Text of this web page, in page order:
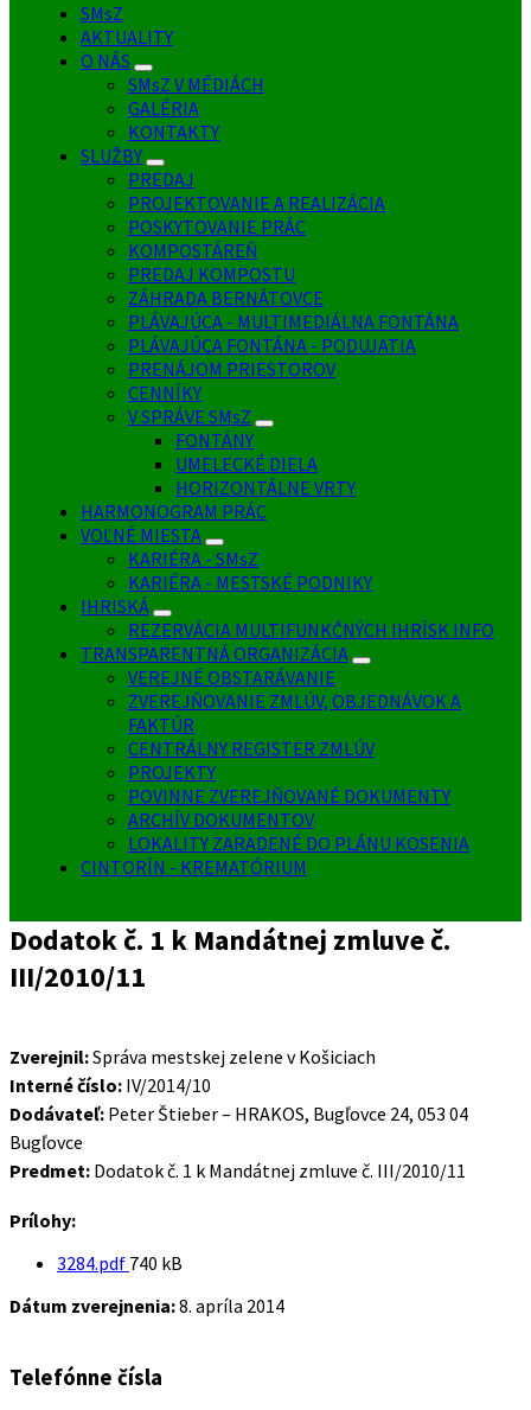
SMsZ
AKTUALITY
O NÁS
SMsZ V MÉDIÁCH
GALÉRIA
KONTAKTY
SLUŽBY
PREDAJ
PROJEKTOVANIE A REALIZÁCIA
POSKYTOVANIE PRÁC
KOMPOSTÁREŇ
PREDAJ KOMPOSTU
ZÁHRADA BERNÁTOVCE
PLÁVAJÚCA - MULTIMEDIÁLNA FONTÁNA
PLÁVAJÚCA FONTÁNA - PODUJATIA
PRENÁJOM PRIESTOROV
CENNÍKY
V SPRÁVE SMsZ
FONTÁNY
UMELECKÉ DIELA
HORIZONTÁLNE VRTY
HARMONOGRAM PRÁC
VOĽNÉ MIESTA
KARIÉRA - SMsZ
KARIÉRA - MESTSKÉ PODNIKY
IHRISKÁ
REZERVÁCIA MULTIFUNKČNÝCH IHRÍSK INFO
TRANSPARENTNÁ ORGANIZÁCIA
VEREJNÉ OBSTARÁVANIE
ZVEREJŇOVANIE ZMLÚV, OBJEDNÁVOK A
FAKTÚR
CENTRÁLNY REGISTER ZMLÚV
PROJEKTY
POVINNE ZVEREJŇOVANÉ DOKUMENTY
ARCHÍV DOKUMENTOV
LOKALITY ZARADENÉ DO PLÁNU KOSENIA
CINTORÍN - KREMATÓRIUM
Dodatok č. 1 k Mandátnej zmluve č.
III/2010/11
Zverejnil:Správa mestskej zelene v Košiciach
Interné číslo: IV/2014/10
Dodávateľ: Peter Štieber – HRAKOS, Bugľovce 24, 053 04
Bugľovce
Predmet: Dodatok č. 1 k Mandátnej zmluve č. III/2010/11
Prílohy:
3284.pdf Veľkosť
740 kB
Dátum zverejnenia:8. apríla 2014
Telefónne čísla